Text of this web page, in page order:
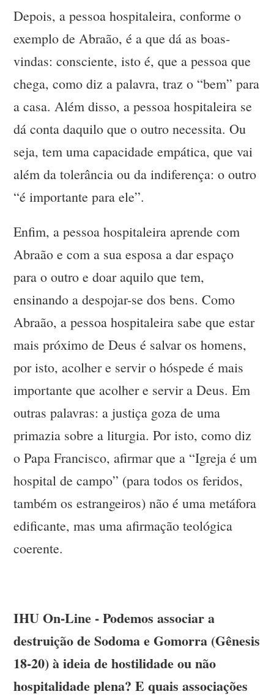
Depois, a pessoa hospitaleira, conforme o
exemplo de Abraão, é a que dá as boas-
vindas: consciente, isto é, que a pessoa que
chega, como diz a palavra, traz o “bem” para
a casa. Além disso, a pessoa hospitaleira se
dá conta daquilo que o outro necessita. Ou
seja, tem uma capacidade empática, que vai
além da tolerância ou da indiferença: o outro
“é importante para ele”.
Enfim, a pessoa hospitaleira aprende com
Abraão e com a sua esposa a dar espaço
para o outro e doar aquilo que tem,
ensinando a despojar-se dos bens. Como
Abraão, a pessoa hospitaleira sabe que estar
mais próximo de Deus é salvar os homens,
por isto, acolher e servir o hóspede é mais
importante que acolher e servir a Deus. Em
outras palavras: a justiça goza de uma
primazia sobre a liturgia. Por isto, como diz
o Papa Francisco, afirmar que a “Igreja é um
hospital de campo” (para todos os feridos,
também os estrangeiros) não é uma metáfora
edificante, mas uma afirmação teológica
coerente.
IHU On-Line - Podemos associar a
destruição de Sodoma e Gomorra (Gênesis
18-20) à ideia de hostilidade ou não
hospitalidade plena? E quais associações